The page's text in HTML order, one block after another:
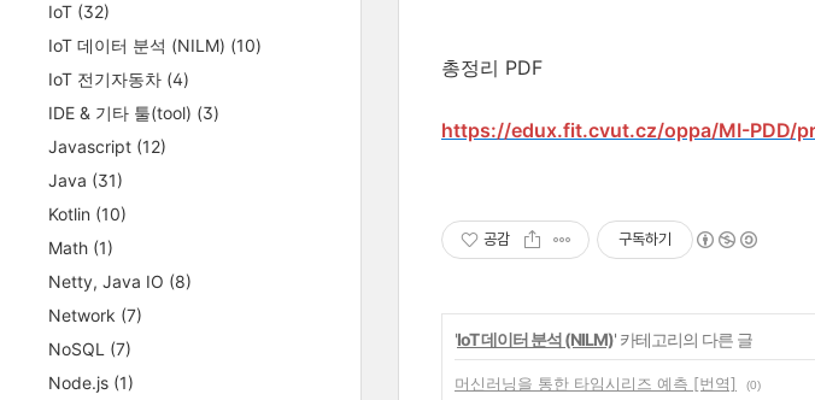
IoT (32)
IoT 데이터 분석 (NILM) (10)
IoT 전기자동차 (4)
IDE & 기타 툴(tool) (3)
Javascript (12)
Java (31)
Kotlin (10)
Math (1)
Netty, Java IO (8)
Network (7)
NoSQL (7)
Node.js (1)
총정리 PDF
https://edux.fit.cvut.cz/oppa/MI-PDD/
공감 구독하기
'IoT 데이터 분석 (NILM)' 카테고리의 다른 글
머신러닝을 통한 타임시리즈 예측 [번역] (0)